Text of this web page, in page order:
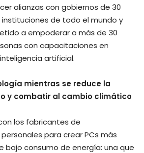
alianzas con gobiernos de 30
instituciones de todo el mundo y
a empoderar a más de 30
con capacitaciones en
artificial.
mientras se reduce la
y combatir al cambio climático
los fabricantes de
para crear PCs más
bajo consumo de energía: una que